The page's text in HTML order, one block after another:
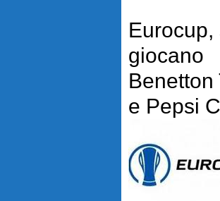
Eurocup,
giocano
Benetton
e Pepsi